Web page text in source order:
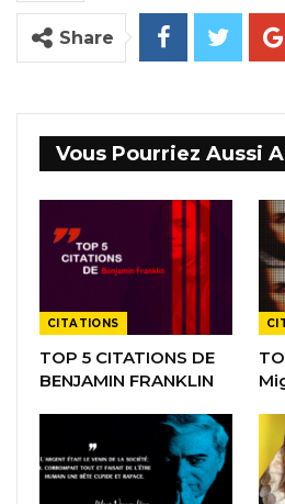
Share
Vous Pourriez Aussi
CITATIONS
TOP 5 CITATIONS DE
BENJAMIN FRANKLIN